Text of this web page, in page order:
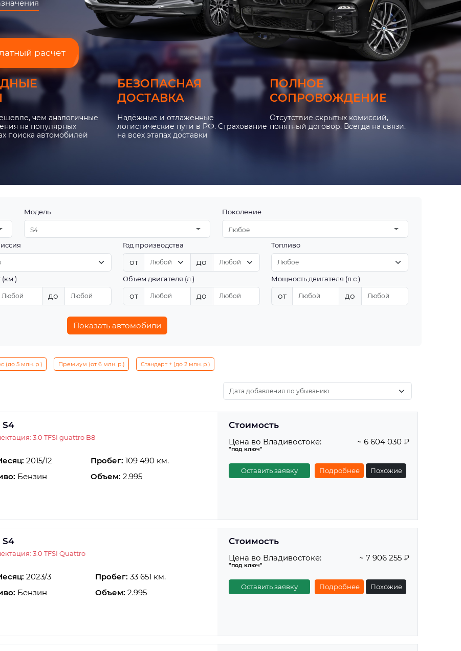
расчет
чем аналогичные
на популярных
поиска автомобилей
БЕЗОПАСНАЯ
ДОСТАВКА
Надёжные и отлаженные
логистические пути в РФ. Страхование
на всех этапах доставки
ПОЛНОЕ
СОПРОВОЖДЕНИЕ
Отсутствие скрытых комиссий,
понятный договор. Всегда на связи.
Модель
S4
Поколение
Любое
Год производства
от до
Топливо
до
Объем двигателя (л.)
от до
Мощность двигателя (л.с.)
от до
Показать автомобили
(до 5 млн. р.) Премиум (от 6 млн. р.) Стандарт + (до 2 млн. р.)
S4
3.0 TFSI guattro B8
2015/12 Пробег: 109 490 км.
Бензин Объем: 2.995
Стоимость
Цена во Владивостоке:
"под ключ"
~ 6 604 030 ₽
Оставить заявку Подробнее Похожие
S4
3.0 TFSI Quattro
2023/3 Пробег: 33 651 км.
Бензин Объем: 2.995
Стоимость
Цена во Владивостоке:
"под ключ"
~ 7 906 255 ₽
Оставить заявку Подробнее Похожие